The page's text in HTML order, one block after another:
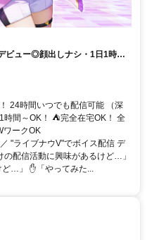
ビュー◎顔出しナシ・1日1時間
24時間いつでも配信可能 （深
間～OK！ ⛺完全在宅OK！ 全
ワークOK
"ライブナウV"でボイス配信 デ
の配信活動に興味があるけど…」
…」 ✋「やってみた...